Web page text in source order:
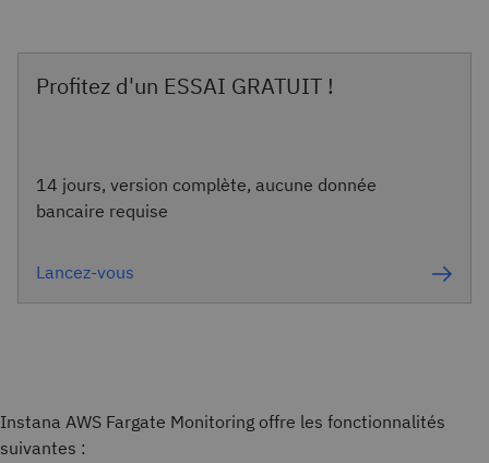
Profitez d'un ESSAI GRATUIT !
14 jours, version complète, aucune donnée
bancaire requise
Lancez-vous
Instana AWS Fargate Monitoring offre les fonctionnalités
suivantes :